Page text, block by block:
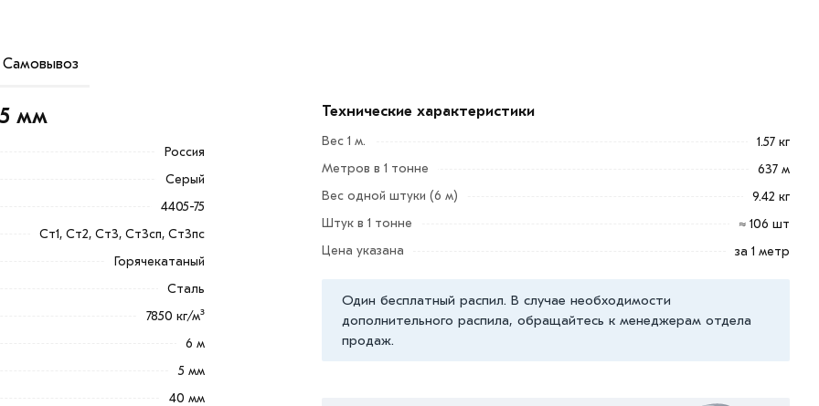
Самовывоз
изделие, так и в качестве сырья для
Полоса стальнаядействительны
обработают заказ и свяжутся с Вами
всем стандартам качества.
обязательно).
мм
Россия
Серый
4405-75
Ст1, Ст2, Ст3, Ст3сп, Ст3пс
Горячекатаный
Сталь
7850 кг/м³
6 м
5 мм
40 мм
Технические характеристики
Вес 1 м.
1.57 кг
Метров в 1 тонне
637 м
Вес одной штуки (6 м)
9.42 кг
Штук в 1 тонне
≈ 106 шт
Цена указана
за 1 метр
Один бесплатный распил. В случае необходимости
дополнительного распила, обращайтесь к менеджерам отдела
продаж.